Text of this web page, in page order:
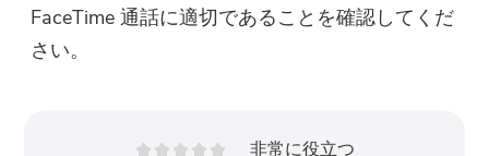
FaceTime 通話に適切であることを確認してくだ
さい。
非常に役立つ